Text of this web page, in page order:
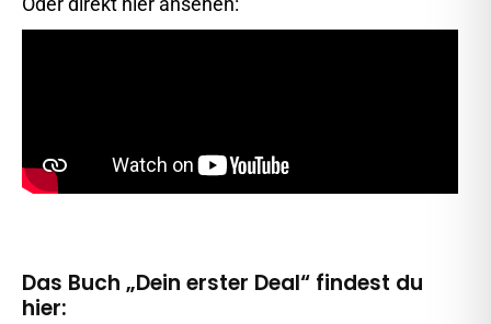
Das Buch „Dein erster Deal“ findest du
hier: